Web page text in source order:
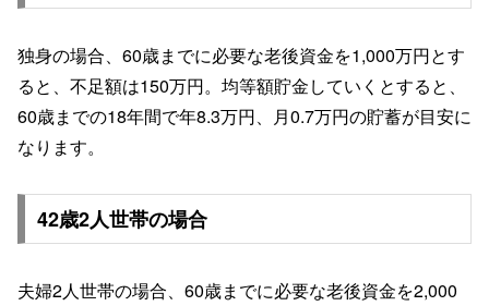
独身の場合、60歳までに必要な老後資金を1,000万円とす
ると、不足額は150万円。均等額貯金していくとすると、
60歳までの18年間で年8.3万円、月0.7万円の貯蓄が目安に
なります。
42歳2人世帯の場合
夫婦2人世帯の場合、60歳までに必要な老後資金を2,000